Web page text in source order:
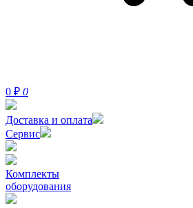
0 ₽ 0
Доставка и оплата
Сервис
Комплекты
оборудования